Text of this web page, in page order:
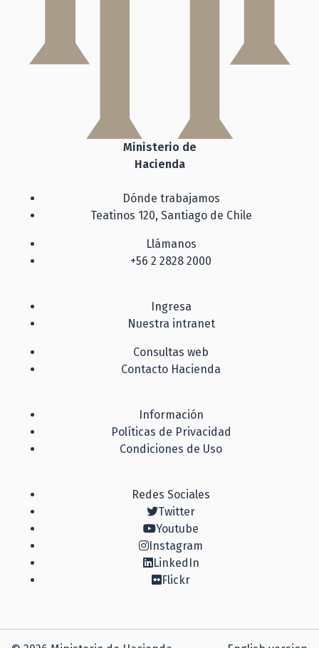
Ministerio de
Hacienda
Dónde trabajamos
Teatinos 120, Santiago de Chile
Llámanos
+56 2 2828 2000
Ingresa
Nuestra intranet
Consultas web
Contacto Hacienda
Información
Políticas de Privacidad
Condiciones de Uso
Redes Sociales
Twitter
Youtube
Instagram
LinkedIn
Flickr